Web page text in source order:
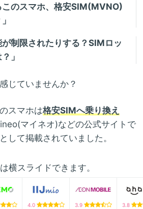
このスマホ、格安SIM(MVNO)
が制限されたりする？SIMロッ
」
じていませんか？
スマホは格安SIMへ乗り換え
マイネオ)などの公式サイトで
して掲載されていました。
横スライドできます。
4.0 3.9 3.8